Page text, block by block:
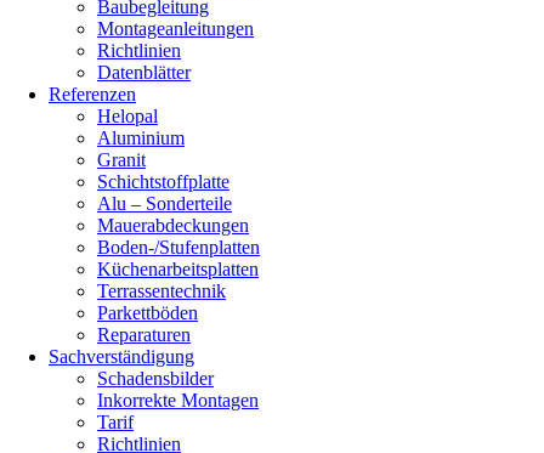
Baubegleitung
Montageanleitungen
Richtlinien
Datenblätter
Referenzen
Helopal
Aluminium
Granit
Schichtstoffplatte
Alu – Sonderteile
Mauerabdeckungen
Boden-/Stufenplatten
Küchenarbeitsplatten
Terrassentechnik
Parkettböden
Reparaturen
Sachverständigung
Schadensbilder
Inkorrekte Montagen
Tarif
Richtlinien